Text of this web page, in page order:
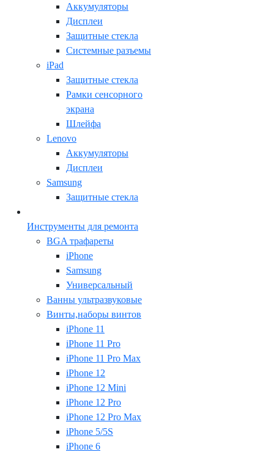
Аккумуляторы
Дисплеи
Защитные стекла
Системные разъемы
iPad
Защитные стекла
Рамки сенсорного
экрана
Шлейфа
Lenovo
Аккумуляторы
Дисплеи
Samsung
Защитные стекла
Инструменты для ремонта
BGA трафареты
iPhone
Samsung
Универсальный
Ванны ультразвуковые
Винты,наборы винтов
iPhone 11
iPhone 11 Pro
iPhone 11 Pro Max
iPhone 12
iPhone 12 Mini
iPhone 12 Pro
iPhone 12 Pro Max
iPhone 5/5S
iPhone 6